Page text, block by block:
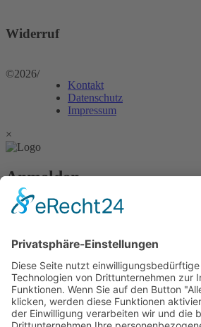
Widerruf
©2026/
Kontakt
Datenschutz
Impressum
×
Anmelden
Passwort vergessen?
Angemeldet bleiben
Anmelden